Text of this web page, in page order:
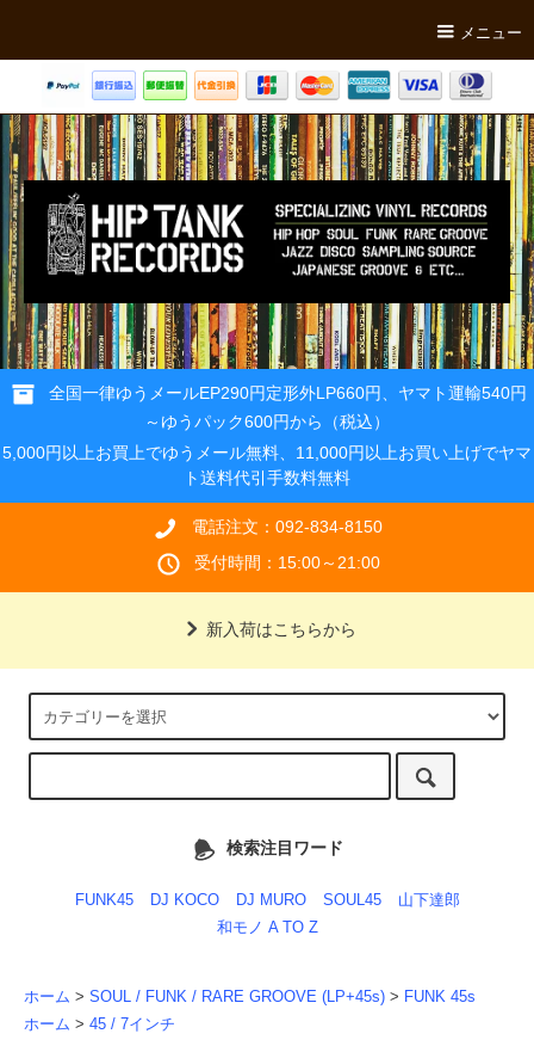
メニュー
全国一律ゆうメールEP290円定形外LP660円、ヤマト運輸540円
～ゆうパック600円から（税込）
5,000円以上お買上でゆうメール無料、11,000円以上お買い上げでヤマ
ト送料代引手数料無料
電話注文：092-834-8150
受付時間：15:00～21:00
新入荷はこちらから
検索注目ワード
FUNK45 DJ KOCO DJ MURO SOUL45
山下達郎
和モノ A TO Z
ホーム > SOUL / FUNK / RARE GROOVE (LP+45s) > FUNK 45s
ホーム > 45 / 7インチ